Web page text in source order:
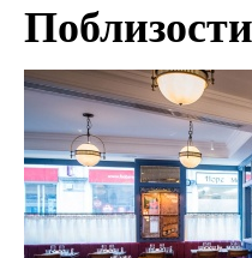
Поблизости